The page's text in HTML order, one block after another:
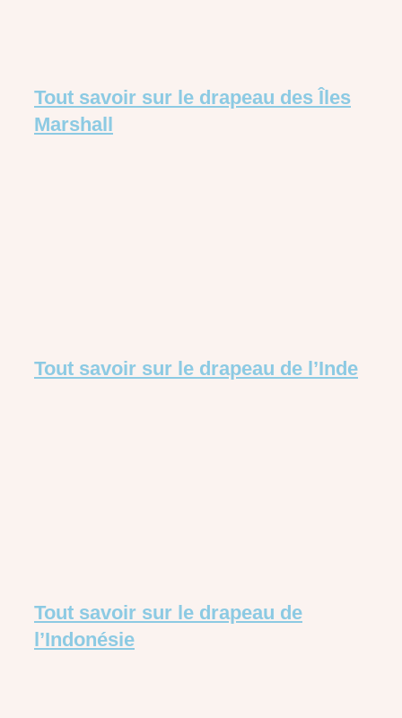
Tout savoir sur le drapeau des Îles
Marshall
Tout savoir sur le drapeau de l’Inde
Tout savoir sur le drapeau de
l’Indonésie